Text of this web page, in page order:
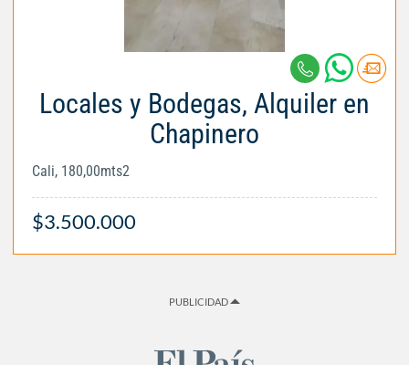
Locales y Bodegas, Alquiler en
Chapinero
Cali, 180,00mts2
$3.500.000
PUBLICIDAD